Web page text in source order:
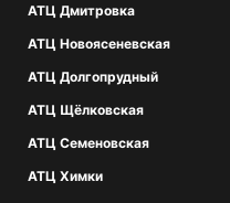
АТЦ Дмитровка
АТЦ Новоясеневская
АТЦ Долгопрудный
АТЦ Щёлковская
АТЦ Семеновская
АТЦ Химки